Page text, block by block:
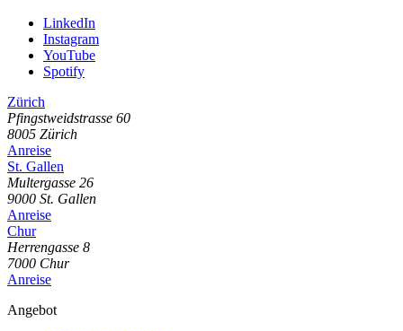
LinkedIn
Instagram
YouTube
Spotify
Zürich
Pfingstweidstrasse 60
8005 Zürich
Anreise
St. Gallen
Multergasse 26
9000 St. Gallen
Anreise
Chur
Herrengasse 8
7000 Chur
Anreise
Angebot